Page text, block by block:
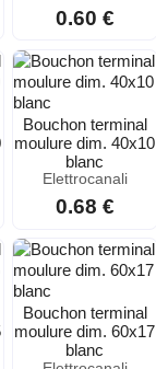
0.60 €
Bouchon terminal
moulure dim. 40x10
blanc
Elettrocanali
0.68 €
Bouchon terminal
moulure dim. 60x17
blanc